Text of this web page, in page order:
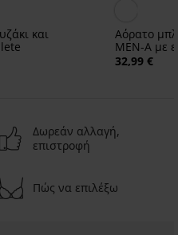
και
Αόρατο
MEN-A με
32,99 €
Δωρεάν αλλαγή,
επιστροφή
Πώς να επιλέξω